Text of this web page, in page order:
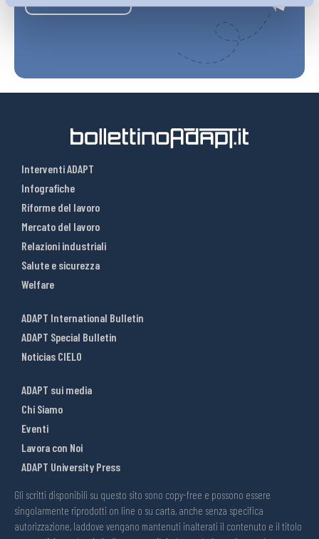
Interventi ADAPT
Infografiche
Riforme del lavoro
Mercato del lavoro
Relazioni industriali
Salute e sicurezza
Welfare
ADAPT International Bulletin
ADAPT Special Bulletin
Noticias CIELO
ADAPT sui media
Chi Siamo
Eventi
Lavora con Noi
ADAPT University Press
Gli scritti disponibili su questo sito sono copy-free e possono essere
singolarmente riprodotti on line o su carta, anche senza specifica
autorizzazione, laddove vengano mantenuti inalterati il contenuto e il titolo